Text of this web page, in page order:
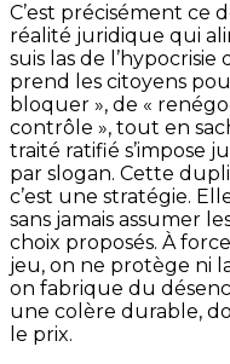
C’est précisément ce
réalité juridique qui
suis las de
prend les citoyens
bloquer », de «
contrôle », tout en
traité ratifié s’impose
par slogan. Cette
c’est une stratégie.
sans jamais assumer
choix proposés. À
jeu, on ne protège ni
on fabrique du
une colère durable,
le prix.